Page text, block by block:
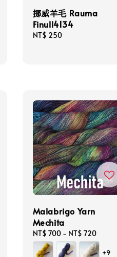
挪威羊毛 Rauma
Finull4134
Regular
NT$ 250
Malabrigo Yarn
Mechita
Regular
price
NT$ 700- NT$ 720
+9